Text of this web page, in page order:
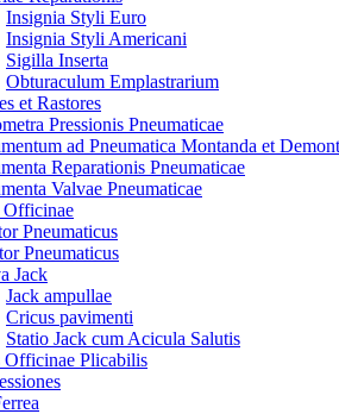
Insignia Styli Euro
Insignia Styli Americani
Sigilla Inserta
Obturaculum Emplastrarium
et Rastores
Pressionis Pneumaticae
ad Pneumatica Montanda et
Reparationis Pneumaticae
Valvae Pneumaticae
Officinae
Pneumaticus
Pneumaticus
Jack
Jack ampullae
Cricus pavimenti
Statio Jack cum Acicula Salutis
Officinae Plicabilis